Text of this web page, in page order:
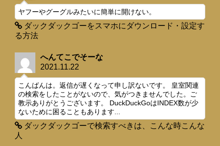
ヤフーやグーグルみたいに簡単に開けない。
ダックダックゴーをスマホにダウンロード・設定す
る方法
へんてこでそーな
2021.11.22
こんばんは。返信が遅くなって申し訳ないです。 皇室関連
の検索をしたことがないので、気がつきませんでした。ご
教示ありがとうございます。 DuckDuckGoはINDEX数が少
ないために困ることもあります...
ダックダックゴーで検索すべきは、こんな時こんな
人